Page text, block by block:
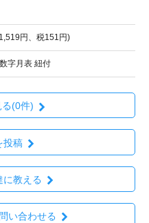
円、税151円)
字月表 紐付
る(0件)
投稿
に教える
い合わせる